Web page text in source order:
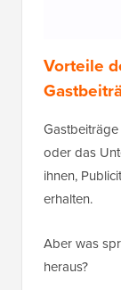
Vorteile
oder das
ihnen,
erhalten.
Aber was
heraus?